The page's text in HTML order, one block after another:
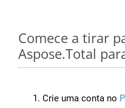
Comece a tirar
Aspose.Total
Crie uma conta no